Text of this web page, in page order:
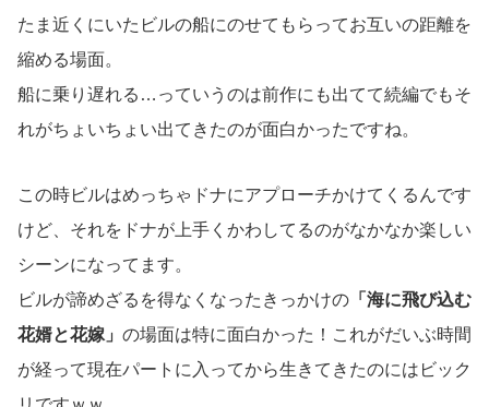
たま近くにいたビルの船にのせてもらってお互いの距離を
縮める場面。
船に乗り遅れる…っていうのは前作にも出てて続編でもそ
れがちょいちょい出てきたのが面白かったですね。
この時ビルはめっちゃドナにアプローチかけてくるんです
けど、それをドナが上手くかわしてるのがなかなか楽しい
シーンになってます。
ビルが諦めざるを得なくなったきっかけの 「海に飛び込む
花婿と花嫁」 の場面は特に面白かった！これがだいぶ時間
が経って現在パートに入ってから生きてきたのにはビック